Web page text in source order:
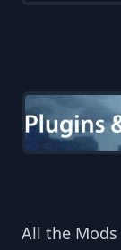
All the Mods